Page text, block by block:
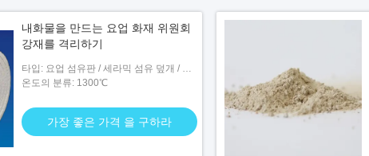
내화물을 만드는 요업 화재 위원회
강재를 격리하기
타입: 요업 섬유판 / 세라믹 섬유 덮개 / 세
라믹 섬유 덮개
온도의 분류: 1300℃
가장 좋은 가격 을 구하라